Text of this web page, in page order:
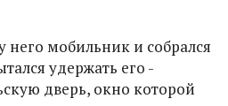
него мобильник и собрался
удержать его -
дверь, окно которой